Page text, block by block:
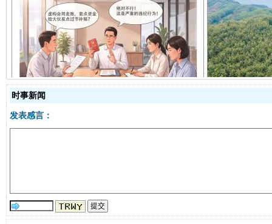
揭开“小金库”的免责幌子
受贿1.44亿！段成刚被判无期 从幼
时事新闻
发表感言：